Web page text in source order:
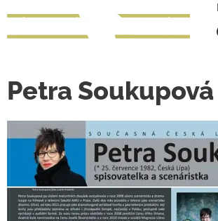
Petra Soukupová